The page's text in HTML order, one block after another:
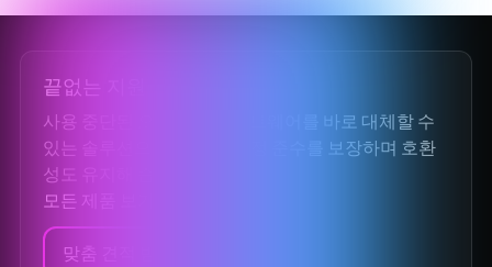
끝없는 지원
사용 중단된 오픈 소스 소프트웨어를 바로 대체할 수
있는 솔루션으로, 보안과 규정 준수를 보장하며 호환
성도 유지해 줍니다.
모든 제품 보기
맞춤 견적 받기